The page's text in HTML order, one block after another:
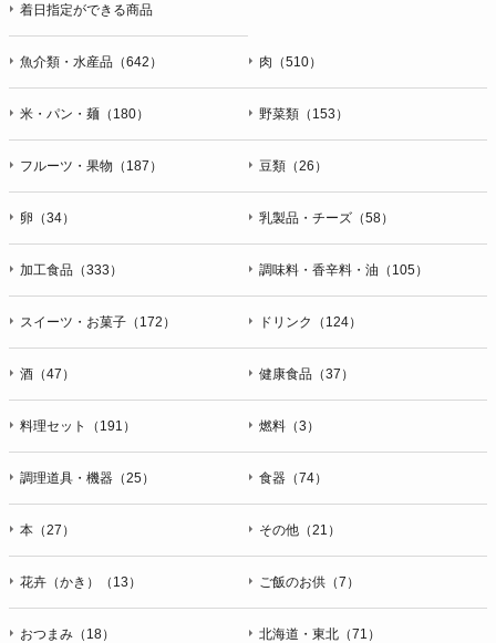
着日指定ができる商品
魚介類・水産品（642） 肉（510）
米・パン・麺（180） 野菜類（153）
フルーツ・果物（187） 豆類（26）
卵（34） 乳製品・チーズ（58）
加工食品（333） 調味料・香辛料・油（105）
スイーツ・お菓子（172） ドリンク（124）
酒（47） 健康食品（37）
料理セット（191） 燃料（3）
調理道具・機器（25） 食器（74）
本（27） その他（21）
花卉（かき）（13） ご飯のお供（7）
おつまみ（18） 北海道・東北（71）